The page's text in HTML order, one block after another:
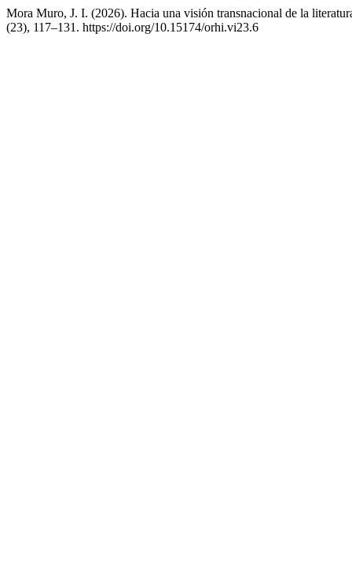
Mora Muro, J. I. (2026). Hacia una visión transnacional de la
(23), 117–131. https://doi.org/10.15174/orhi.vi23.6